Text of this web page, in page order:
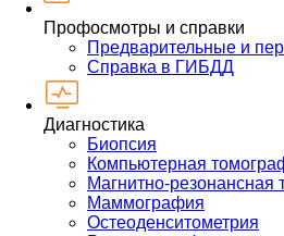
Профосмотры и справки
Предварительные и
Справка в ГИБДД
Диагностика
Биопсия
Компьютерная
Магнитно-резонансная
Маммография
Остеоденситометрия